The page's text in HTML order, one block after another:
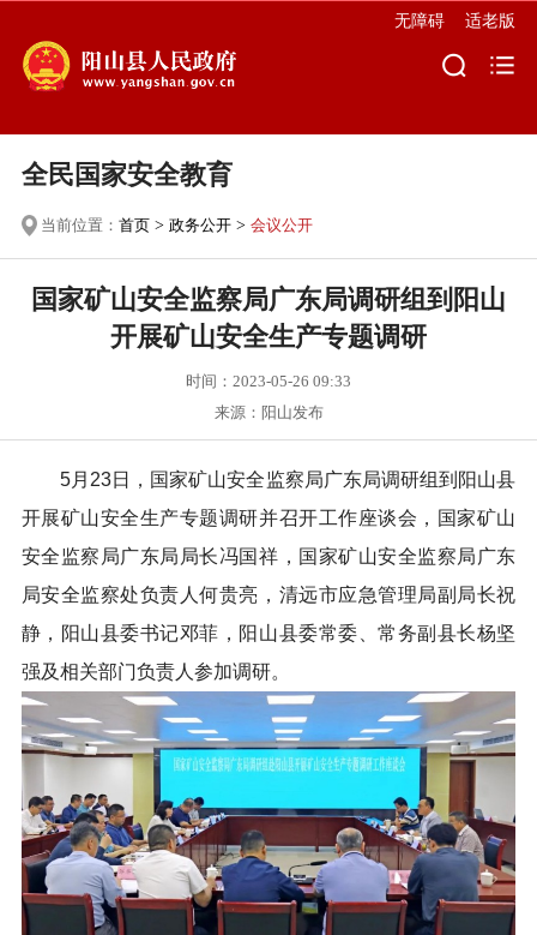
无障碍 适老版
全民国家安全教育
当前位置： 首页> 政务公开> 会议公开
国家矿山安全监察局广东局调研组到阳山
开展矿山安全生产专题调研
时间：2023-05-26 09:33
来源：阳山发布
5月23日，国家矿山安全监察局广东局调研组到阳山县
开展矿山安全生产专题调研并召开工作座谈会，国家矿山
安全监察局广东局局长冯国祥，国家矿山安全监察局广东
局安全监察处负责人何贵亮，清远市应急管理局副局长祝
静，阳山县委书记邓菲，阳山县委常委、常务副县长杨坚
强及相关部门负责人参加调研。